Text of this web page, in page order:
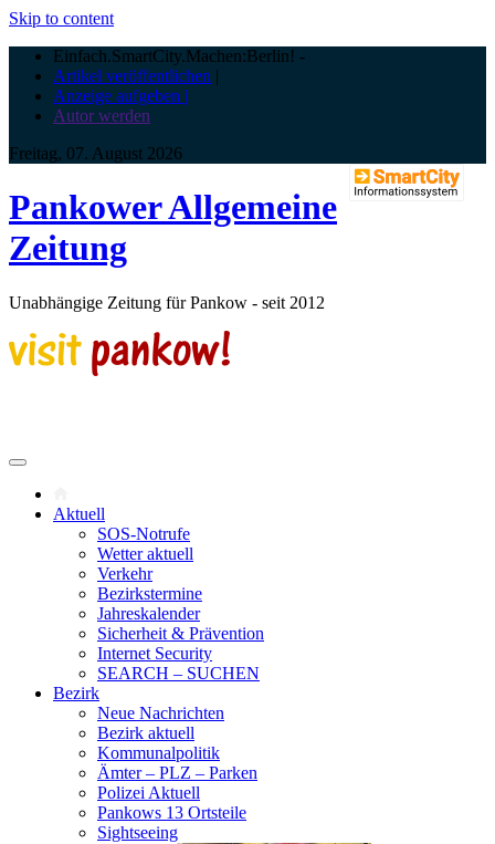
Skip to content
Einfach.SmartCity.Machen:Berlin! -
Artikel veröffentlichen |
Anzeige aufgeben |
Autor werden
Freitag, 07. August 2026
Pankower Allgemeine
Zeitung
Unabhängige Zeitung für Pankow - seit 2012
Aktuell
SOS-Notrufe
Wetter aktuell
Verkehr
Bezirkstermine
Jahreskalender
Sicherheit & Prävention
Internet Security
SEARCH – SUCHEN
Bezirk
Neue Nachrichten
Bezirk aktuell
Kommunalpolitik
Ämter – PLZ – Parken
Polizei Aktuell
Pankows 13 Ortsteile
Sightseeing